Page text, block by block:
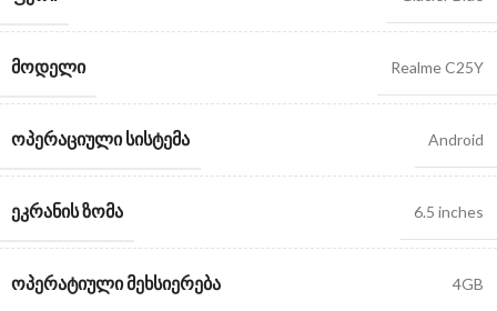
ᲛᲝᲓᲔᲚᲘ Realme C25Y
ᲝᲞᲔᲠᲐᲪᲘᲣᲚᲘ ᲡᲘᲡᲢᲔᲛᲐ Android
ᲔᲙᲠᲐᲜᲘᲡ ᲖᲝᲛᲐ 6.5 inches
ᲝᲞᲔᲠᲐᲢᲘᲣᲚᲘ ᲛᲔᲮᲡᲘᲔᲠᲔᲑᲐ 4GB